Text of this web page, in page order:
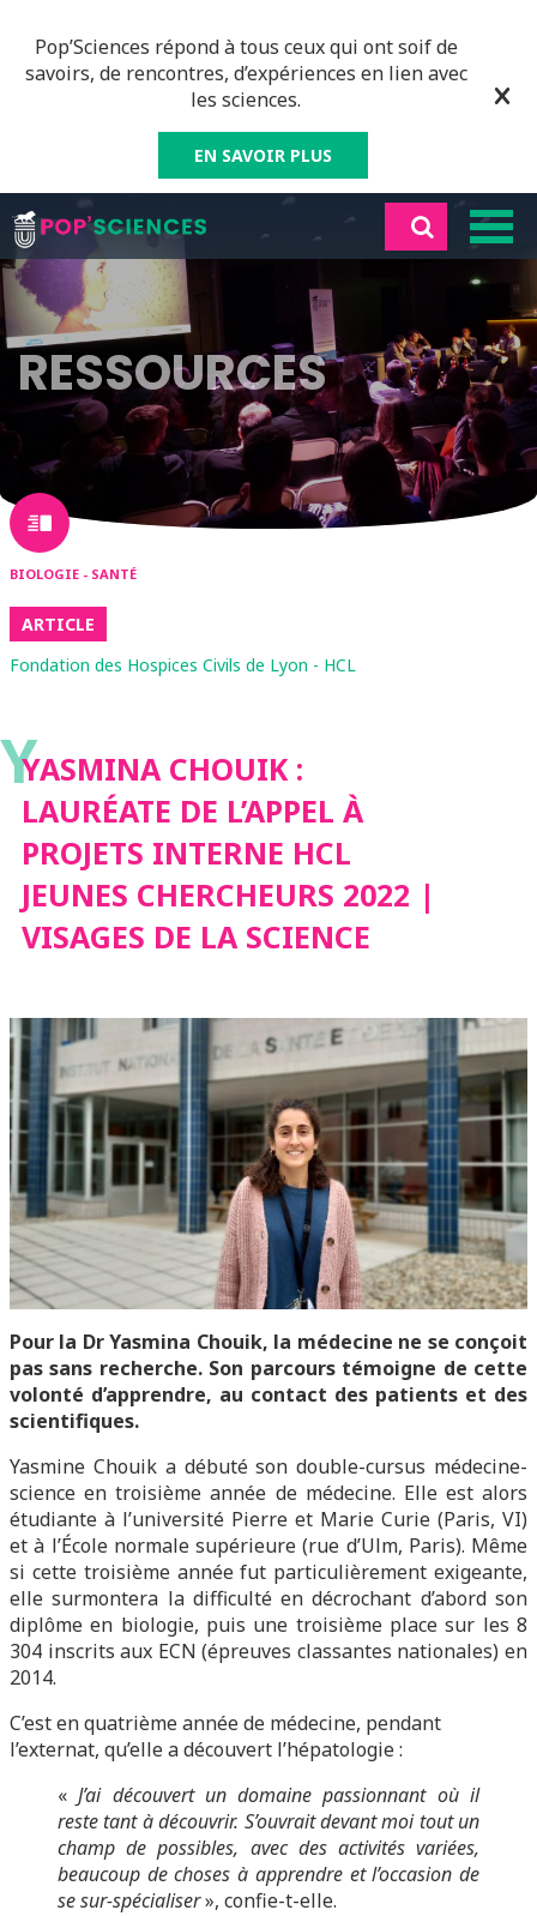
Pop’Sciences répond à tous ceux qui ont soif de
savoirs, de rencontres, d’expériences en lien avec
les sciences.
EN SAVOIR PLUS
RESSOURCES
BIOLOGIE - SANTÉ
ARTICLE
Fondation des Hospices Civils de Lyon - HCL
YYASMINA CHOUIK :
LAURÉATE DE L’APPEL À
PROJETS INTERNE HCL
JEUNES CHERCHEURS 2022 |
VISAGES DE LA SCIENCE
Pour la Dr Yasmina Chouik, la médecine ne se conçoit
pas sans recherche. Son parcours témoigne de cette
volonté d’apprendre, au contact des patients et des
scientifiques.
Yasmine Chouik a débuté son double-cursus médecine-
science en troisième année de médecine. Elle est alors
étudiante à l’université Pierre et Marie Curie (Paris, VI)
et à l’École normale supérieure (rue d’Ulm, Paris). Même
si cette troisième année fut particulièrement exigeante,
elle surmontera la difficulté en décrochant d’abord son
diplôme en biologie, puis une troisième place sur les 8
304 inscrits aux ECN (épreuves classantes nationales) en
2014.
C’est en quatrième année de médecine, pendant
l’externat, qu’elle a découvert l’hépatologie :
« J’ai découvert un domaine passionnant où il
reste tant à découvrir. S’ouvrait devant moi tout un
champ de possibles, avec des activités variées,
beaucoup de choses à apprendre et l’occasion de
se sur-spécialiser», confie-t-elle.